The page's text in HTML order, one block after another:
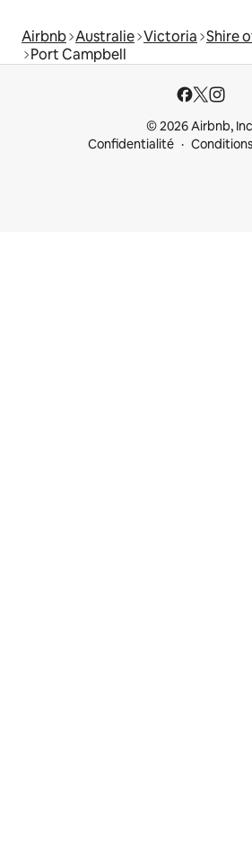
Airbnb Australie Victoria Shire
Port Campbell
© 2026 Airbnb,
Confidentialité